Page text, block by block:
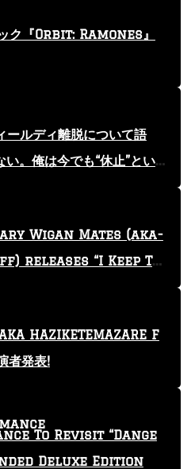
ク『Orbit: Ramones』
ールディ離脱について語
。俺は今でも“休止”とい
Wigan Mates (aka-
releases “I Keep Tr
HAZIKETEMAZARE F
者発表!
To Revisit “Dange
Deluxe Edition